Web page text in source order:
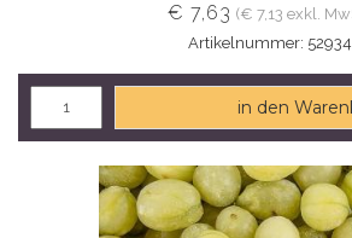
€ 7,63 (€ 7,13 exkl.
Artikelnummer: 52934
in den